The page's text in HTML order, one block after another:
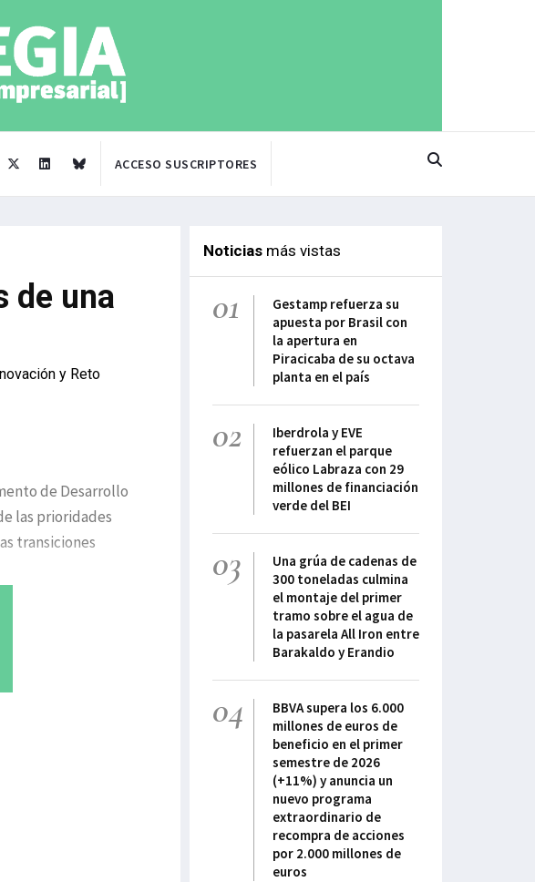
ACCESO SUSCRIPTORES
de una
y Reto
de Desarrollo
las prioridades
transiciones
Noticiasmás vistas
01
Gestamp refuerza su
apuesta por Brasil con
la apertura en
Piracicaba de su octava
planta en el país
02
Iberdrola y EVE
refuerzan el parque
eólico Labraza con 29
millones de financiación
verde del BEI
03
Una grúa de cadenas de
300 toneladas culmina
el montaje del primer
tramo sobre el agua de
la pasarela All Iron entre
Barakaldo y Erandio
04
BBVA supera los 6.000
millones de euros de
beneficio en el primer
semestre de 2026
(+11%) y anuncia un
nuevo programa
extraordinario de
recompra de acciones
por 2.000 millones de
euros